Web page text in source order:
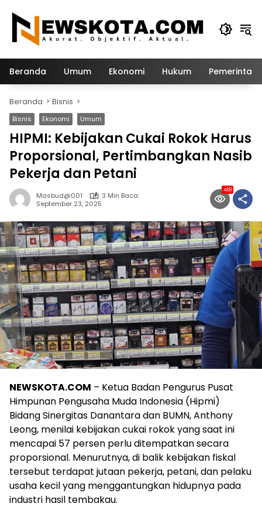
konten
Beranda Umum Ekonomi Hukum
Beranda Bisnis
Bisnis Ekonomi Umum
HIPMI: Kebijakan Cukai Rokok Harus
Proporsional, Pertimbangkan Nasib
Pekerja dan Petani
Masbud@001
3 Min Baca
September 23, 2025
418
NEWSKOTA.COM – Ketua Badan Pengurus Pusat
Himpunan Pengusaha Muda Indonesia (Hipmi)
Bidang Sinergitas Danantara dan BUMN, Anthony
Leong, menilai kebijakan cukai rokok yang saat ini
mencapai 57 persen perlu ditempatkan secara
proporsional. Menurutnya, di balik kebijakan fiskal
tersebut terdapat jutaan pekerja, petani, dan pelaku
usaha kecil yang menggantungkan hidupnya pada
industri hasil tembakau.